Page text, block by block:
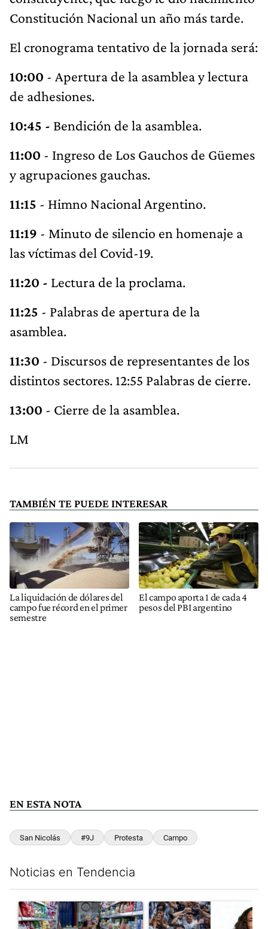
Constitución Nacional un año más tarde.
El cronograma tentativo de la jornada será:
10:00 - Apertura de la asamblea y lectura
de adhesiones.
10:45 - Bendición de la asamblea.
11:00 - Ingreso de Los Gauchos de Güemes
y agrupaciones gauchas.
11:15 - Himno Nacional Argentino.
11:19 - Minuto de silencio en homenaje a
las víctimas del Covid-19.
11:20 - Lectura de la proclama.
11:25 - Palabras de apertura de la
asamblea.
11:30 - Discursos de representantes de los
distintos sectores. 12:55 Palabras de cierre.
13:00 - Cierre de la asamblea.
LM
TAMBIÉN TE PUEDE INTERESAR
La liquidación de dólares del
campo fue récord en el primer
semestre
El campo aporta 1 de cada 4
pesos del PBI argentino
EN ESTA NOTA
San Nicolás #9J Protesta Campo
Noticias en Tendencia
Un artículo de tendencia con el título "La inflación en CABA
Un artículo de tendencia con